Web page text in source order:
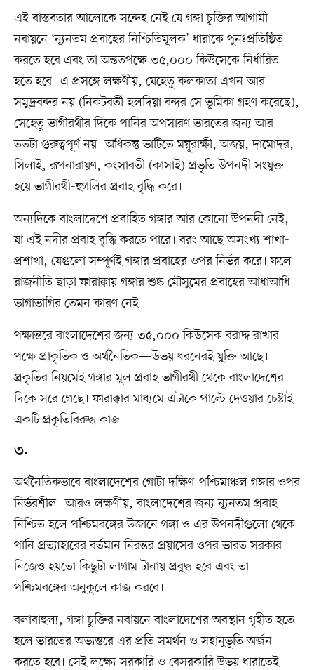
এই বাস্তবতার আলোকে সন্দেহ নেই যে গঙ্গা চুক্তির আগামী
নবায়নে ‘ন্যূনতম প্রবাহের নিশ্চিতিমূলক’ ধারাকে পুনঃপ্রতিষ্ঠিত
করতে হবে এবং তা অন্ততপক্ষে ৩৫,০০০ কিউসেকে নির্ধারিত
হতে হবে। এ প্রসঙ্গে লক্ষণীয়, যেহেতু কলকাতা এখন আর
সমুদ্রবন্দর নয় (নিকটবর্তী হলদিয়া বন্দর সে ভূমিকা গ্রহণ করেছে),
সেহেতু ভাগীরথীর দিকে পানির অপসারণ ভারতের জন্য আর
ততটা গুরুত্বপূর্ণ নয়। অধিকন্তু ভাটিতে ময়ূরাক্ষী, অজয়, দামোদর,
সিলাই, রূপনারায়ণ, কংসাবতী (কাসাই) প্রভৃতি উপনদী সংযুক্ত
হয়ে ভাগীরথী-হুগলির প্রবাহ বৃদ্ধি করে।
অন্যদিকে বাংলাদেশে প্রবাহিত গঙ্গার আর কোনো উপনদী নেই,
যা এই নদীর প্রবাহ বৃদ্ধি করতে পারে। বরং আছে অসংখ্য শাখা-
প্রশাখা, যেগুলো সম্পূর্ণই গঙ্গার প্রবাহের ওপর নির্ভর করে। ফলে
রাজনীতি ছাড়া ফারাক্কায় গঙ্গার শুষ্ক মৌসুমের প্রবাহের আধাআধি
ভাগাভাগির তেমন কারণ নেই।
পক্ষান্তরে বাংলাদেশের জন্য ৩৫,০০০ কিউসেক বরাদ্দ রাখার
পক্ষে প্রাকৃতিক ও অর্থনৈতিক—উভয় ধরনেরই যুক্তি আছে।
প্রকৃতির নিয়মেই গঙ্গার মূল প্রবাহ ভাগীরথী থেকে বাংলাদেশের
দিকে সরে গেছে। ফারাক্কার মাধ্যমে এটাকে পাল্টে দেওয়ার চেষ্টাই
একটি প্রকৃতিবিরুদ্ধ কাজ।
৩.
অর্থনৈতিকভাবে বাংলাদেশের গোটা দক্ষিণ-পশ্চিমাঞ্চল গঙ্গার ওপর
নির্ভরশীল। আরও লক্ষণীয়, বাংলাদেশের জন্য ন্যূনতম প্রবাহ
নিশ্চিত হলে পশ্চিমবঙ্গের উজানে গঙ্গা ও এর উপনদীগুলো থেকে
পানি প্রত্যাহারের বর্তমান নিরন্তর প্রয়াসের ওপর ভারত সরকার
নিজেও হয়তো কিছুটা লাগাম টানায় প্রবুদ্ধ হবে এবং তা
পশ্চিমবঙ্গের অনুকূলে কাজ করবে।
বলাবাহুল্য, গঙ্গা চুক্তির নবায়নে বাংলাদেশের অবস্থান গৃহীত হতে
হলে ভারতের অভ্যন্তরে এর প্রতি সমর্থন ও সহানুভূতি অর্জন
করতে হবে। সেই লক্ষ্যে সরকারি ও বেসরকারি উভয় ধারাতেই